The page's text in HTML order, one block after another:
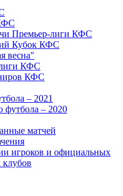
Премьер-лиги КФС
Кубок КФС
весна"
КФС
КФС
– 2021
футбола – 2020
матчей
игроков и официальных